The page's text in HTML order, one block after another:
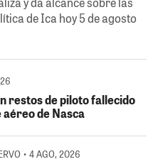
de Ica hoy 5 de agosto
restos de piloto fallecido
de Nasca
• 4 AGO, 2026